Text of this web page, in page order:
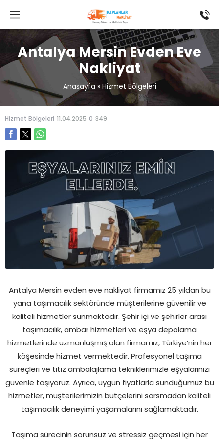
Antalya Mersin Evden Eve
Nakliyat
Anasayfa» Hizmet Bölgeleri
Hizmet Bölgeleri 11.04.2025 0 349
Antalya Mersin evden eve nakliyat firmamız 25 yıldan bu
yana taşımacılık sektöründe müşterilerine güvenilir ve
kaliteli hizmetler sunmaktadır. Şehir içi ve şehirler arası
taşımacılık, ambar hizmetleri ve eşya depolama
hizmetlerinde uzmanlaşmış olan firmamız, Türkiye’nin her
köşesinde hizmet vermektedir. Profesyonel taşıma
süreçleri ve titiz ambalajlama tekniklerimizle eşyalarınızı
güvenle taşıyoruz. Ayrıca, uygun fiyatlarla sunduğumuz bu
hizmetler, müşterilerimizin bütçelerini sarsmadan kaliteli
taşımacılık deneyimi yaşamalarını sağlamaktadır.
Taşıma sürecinin sorunsuz ve stressiz geçmesi için her